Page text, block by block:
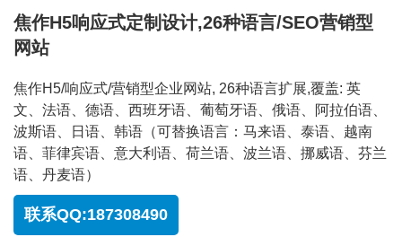
焦作H5响应式定制设计,26种语言/SEO营销型
网站
焦作H5/响应式/营销型企业网站, 26种语言扩展,覆盖: 英
文、法语、德语、西班牙语、葡萄牙语、俄语、阿拉伯语、
波斯语、日语、韩语（可替换语言：马来语、泰语、越南
语、菲律宾语、意大利语、荷兰语、波兰语、挪威语、芬兰
语、丹麦语）
联系QQ:187308490